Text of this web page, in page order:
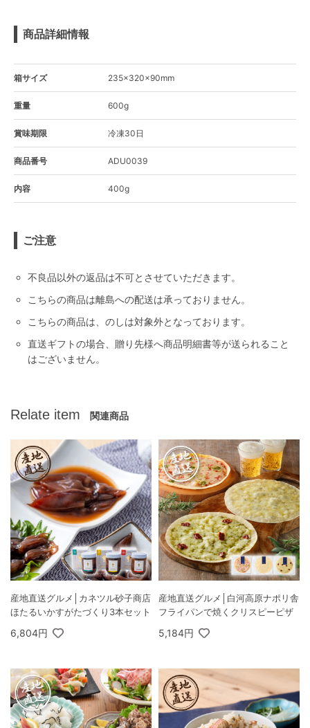
商品詳細情報
箱サイズ 235×320×90mm
重量 600g
賞味期限 冷凍30日
商品番号 ADU0039
内容 400g
ご注意
不良品以外の返品は不可とさせていただきます。
こちらの商品は離島への配送は承っておりません。
こちらの商品は、のしは対象外となっております。
直送ギフトの場合、贈り先様へ商品明細書等が送られること
はございません。
Relate item 関連商品
産地直送グルメ│カネツル砂子商店
ほたるいかすがたづくり3本セット
6,804円
産地直送グルメ│白河高原ナポリ舎
フライパンで焼くクリスピーピザ
5,184円